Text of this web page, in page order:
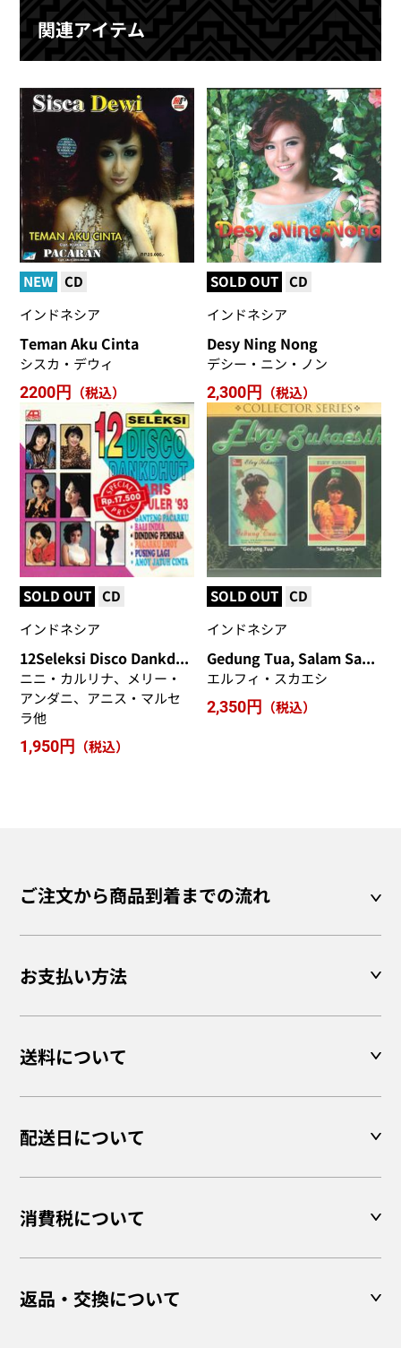
関連アイテム
NEW CD
インドネシア
Teman Aku Cinta
シスカ・デウィ
2200円
（税込）
SOLD OUT CD
インドネシア
Desy Ning Nong
デシー・ニン・ノン
2,300円
（税込）
SOLD OUT CD
インドネシア
12Seleksi Disco Dankdhut
ニニ・カルリナ、メリー・
アンダニ、アニス・マルセ
ラ他
1,950円 （税込）
SOLD OUT CD
インドネシア
Gedung Tua, Salam Sayang
エルフィ・スカエシ
2,350円 （税込）
ご注文から商品到着までの流れ
お支払い方法
送料について
配送日について
消費税について
返品・交換について